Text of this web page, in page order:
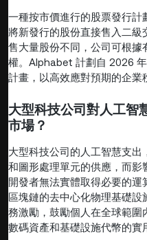
一種按市價進行的股票發行
將新發行的股份直接售入二級
售大量股份不同，公司可根
權。Alphabet 計劃自 2026
計畫，以高效應對預期的企業
大型科技公司對人工智
市場？
大型科技公司的人工智慧支
和圖形處理單元的供應，而影
開發者無法實體取得必要的
區塊鏈的去中心化物理基礎
務激勵，鼓勵個人在全球範圍
數碼資產和基礎設施代幣的實